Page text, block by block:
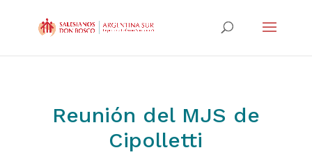
Reunión del MJS de
Cipolletti